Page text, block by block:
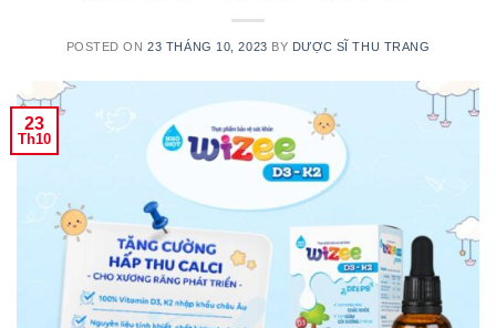
POSTED ON23 THÁNG 10, 2023 BY DƯỢC SĨ THU TRANG
23
Th10